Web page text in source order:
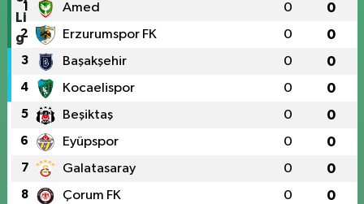
1 Amed 0 0
2 Erzurumspor FK 0 0
3 Başakşehir 0 0
4 Kocaelispor 0 0
5 Beşiktaş 0 0
6 Eyüpspor 0 0
7 Galatasaray 0 0
8 Çorum FK 0 0